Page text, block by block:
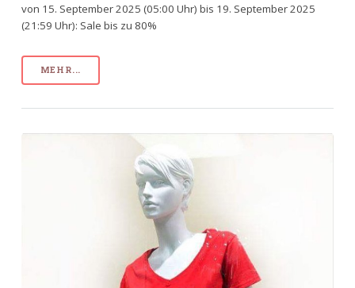
von 15. September 2025 (05:00 Uhr) bis 19. September 2025
(21:59 Uhr): Sale bis zu 80%
MEHR...